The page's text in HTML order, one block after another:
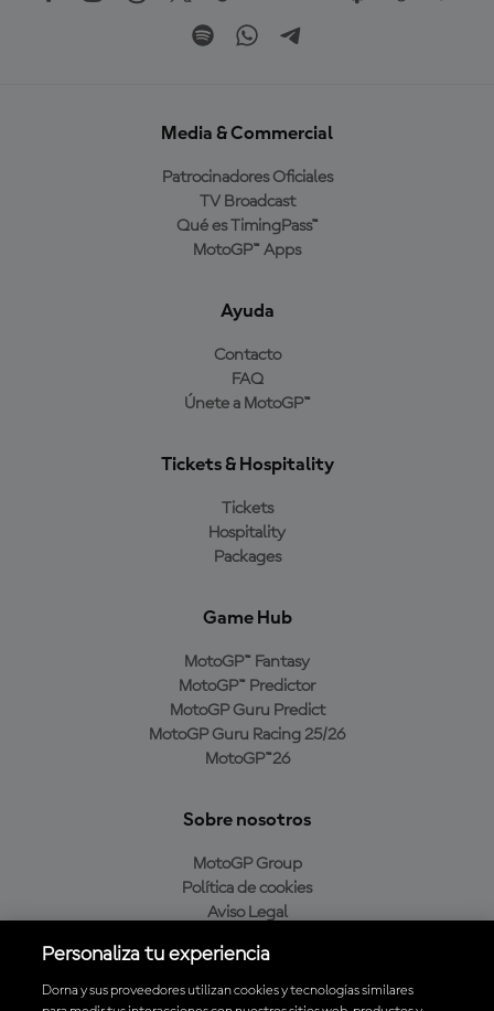
Media & Commercial
Patrocinadores Oficiales
TV Broadcast
Qué es TimingPass™
MotoGP™ Apps
Ayuda
Contacto
FAQ
Únete a MotoGP™
Tickets & Hospitality
Tickets
Hospitality
Packages
Game Hub
MotoGP™ Fantasy
MotoGP™ Predictor
MotoGP Guru Predict
MotoGP Guru Racing 25/26
MotoGP™26
Sobre nosotros
MotoGP Group
Política de cookies
Aviso Legal
Política de compra
Personaliza tu experiencia
Dorna y sus proveedores utilizan cookies y tecnologías similares